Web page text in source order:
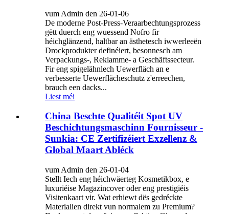
vum Admin den 26-01-06
De moderne Post-Press-Veraarbechtungsprozess
gëtt duerch eng wuessend Nofro fir
héichglänzend, haltbar an ästhetesch iwwerleeën
Drockprodukter definéiert, besonnesch am
Verpackungs-, Reklamme- a Geschäftssecteur.
Fir eng spigelähnlech Uewerfläch an e
verbesserte Uewerflächeschutz z'erreechen,
brauch een dacks...
Liest méi
China Beschte Qualitéit Spot UV
Beschichtungsmaschinn Fournisseur -
Sunkia: CE Zertifizéiert Exzellenz &
Global Maart Abléck
vum Admin den 26-01-04
Stellt Iech eng héichwäerteg Kosmetikbox, e
luxuriéise Magazincover oder eng prestigiéis
Visitenkaart vir. Wat erhiewt dës gedréckte
Materialien direkt vun normalem zu Premium?